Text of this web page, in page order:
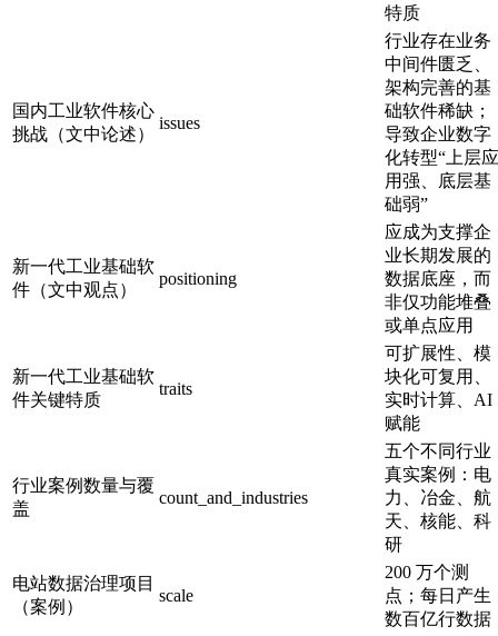
特质
国内工业软件核心
挑战（文中论述）
issues
行业存在业务
中间件匮乏、
架构完善的基
础软件稀缺；
导致企业数字
化转型“上层应
用强、底层基
础弱”
新一代工业基础软
件（文中观点）
positioning
应成为支撑企
业长期发展的
数据底座，而
非仅功能堆叠
或单点应用
新一代工业基础软
件关键特质
traits
可扩展性、模
块化可复用、
实时计算、AI
赋能
行业案例数量与覆
盖
count_and_industries
五个不同行业
真实案例：电
力、冶金、航
天、核能、科
研
电站数据治理项目
（案例）
scale
200 万个测
点；每日产生
数百亿行数据